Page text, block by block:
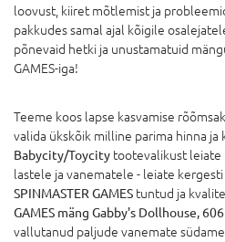
loovust, kiiret mõtlemist ja
pakkudes samal ajal kõigile
põnevaid hetki ja unustamatuid
GAMES-iga!
Teeme koos lapse kasvamise
valida ükskõik milline parima hinna ja
Babycity/Toycity tootevalikust leiate
lastele ja vanematele - leiate
SPINMASTER GAMES tuntud ja
GAMES mäng Gabby's Dollhouse,
vallutanud paljude vanemate